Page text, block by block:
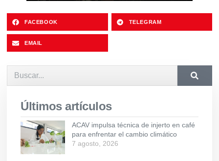
FACEBOOK TELEGRAM
EMAIL
Últimos artículos
ACAV impulsa técnica de injerto en café
para enfrentar el cambio climático
7 agosto, 2026